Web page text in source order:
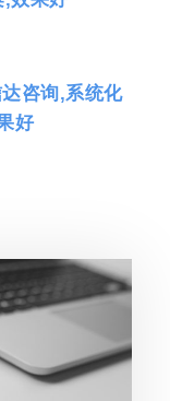
咨询,系统化
好